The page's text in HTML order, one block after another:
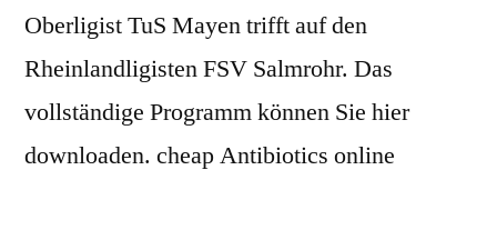
Oberligist TuS Mayen trifft auf den
Rheinlandligisten FSV Salmrohr. Das
vollständige Programm können Sie hier
downloaden. cheap Antibiotics online